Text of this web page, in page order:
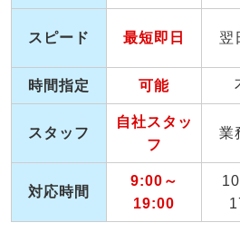
スピード 最短即日 翌
時間指定 可能
スタッフ
自社スタッ
フ
業
対応時間
9:00～
19:00